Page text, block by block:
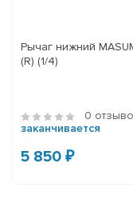
Рычаг нижний MASUMA, front low
(R) (1/4)
0
заканчивается
5 850 ₽